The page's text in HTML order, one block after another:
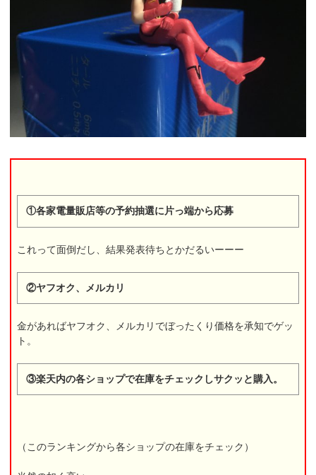
①各家電量販店等の予約抽選に片っ端から応募
これって面倒だし、結果発表待ちとかだるいーーー
②ヤフオク、メルカリ
金があればヤフオク、メルカリでぼったくり価格を承知でゲッ
ト。
③楽天内の各ショップで在庫をチェックしサクッと購入。
（このランキングから各ショップの在庫をチェック）